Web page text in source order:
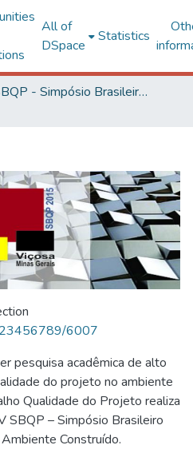
All of
DSpace
Statistics
SBQP - Simpósio Brasileiro de Qualidade do Projeto no Ambiente Construído
6007
pesquisa acadêmica de alto
do projeto no ambiente
Qualidade do Projeto realiza
SBQP – Simpósio Brasileiro
Construído.